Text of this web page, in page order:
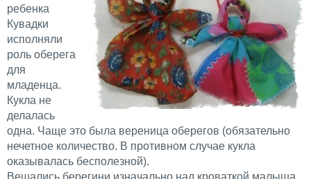
ребенка
Кувадки
исполняли
роль оберега
для
младенца.
Кукла не
делалась
одна. Чаще это была вереница оберегов (обязательно
нечетное количество. В противном случае кукла
оказывалась бесполезной).
Вешались берегини изначально над кроваткой малыша.